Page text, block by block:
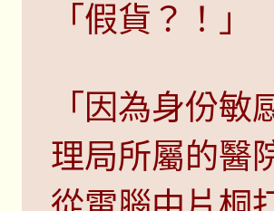
「假貨？！」
「因為身份
理局所屬的醫